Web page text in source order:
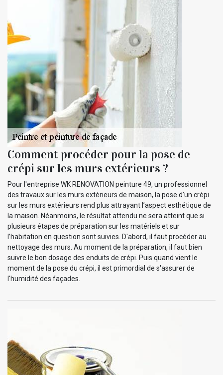
Comment procéder pour la pose de
crépi sur les murs extérieurs ?
Pour l'entreprise WK RENOVATION peinture 49, un professionnel
des travaux sur les murs extérieurs de maison, la pose d’un crépi
sur les murs extérieurs rend plus attrayant l’aspect esthétique de
la maison. Néanmoins, le résultat attendu ne sera atteint que si
plusieurs étapes de préparation sur les matériels et sur
l’habitation en question sont suivies. D'abord, il faut procéder au
nettoyage des murs. Au moment de la préparation, il faut bien
suivre le bon dosage des enduits de crépi. Puis quand vient le
moment de la pose du crépi, il est primordial de s'assurer de
l'humidité des façades.